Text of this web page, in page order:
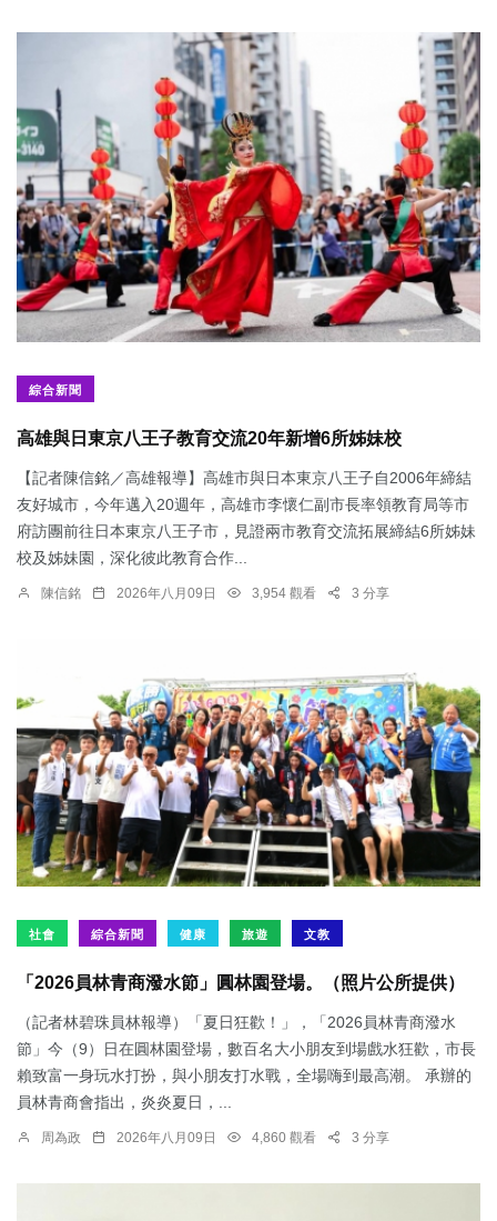
綜合新聞
高雄與日東京八王子教育交流20年新增6所姊妹校
【記者陳信銘／高雄報導】高雄市與日本東京八王子自2006年締結
友好城市，今年邁入20週年，高雄市李懷仁副市長率領教育局等市
府訪團前往日本東京八王子市，見證兩市教育交流拓展締結6所姊妹
校及姊妹園，深化彼此教育合作...
陳信銘 2026年八月09日 3,954 觀看 3 分享
社會 綜合新聞 健康 旅遊 文教
「2026員林青商潑水節」圓林園登場。（照片公所提供）
（記者林碧珠員林報導）「夏日狂歡！」，「2026員林青商潑水
節」今（9）日在圓林園登場，數百名大小朋友到場戲水狂歡，市長
賴致富一身玩水打扮，與小朋友打水戰，全場嗨到最高潮。 承辦的
員林青商會指出，炎炎夏日，...
周為政 2026年八月09日 4,860 觀看 3 分享